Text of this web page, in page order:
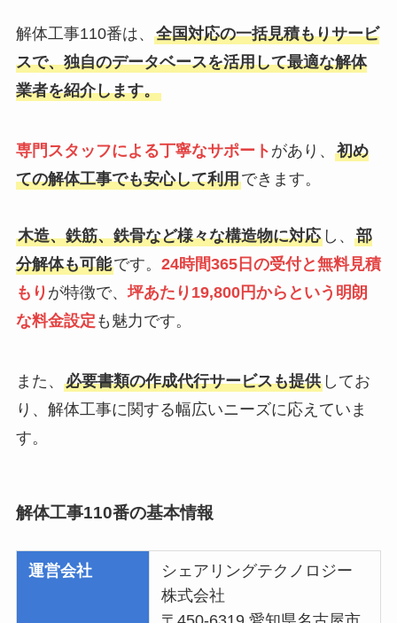
解体工事110番は、 全国対応の一括見積もりサービ
スで、独自のデータベースを活用して最適な解体
業者を紹介します。
専門スタッフによる丁寧なサポート があり、 初め
ての解体工事でも安心して利用できます。
木造、鉄筋、鉄骨など様々な構造物に対応し、 部
分解体も可能です。 24時間365日の受付と無料見積
もり が特徴で、坪あたり19,800円からという明朗
な料金設定 も魅力です。
また、 必要書類の作成代行サービスも提供してお
り、解体工事に関する幅広いニーズに応えていま
す。
解体工事110番の基本情報
運営会社
シェアリングテクノロジー
株式会社